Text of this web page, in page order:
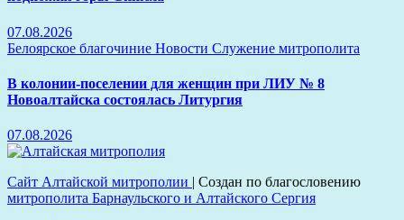
07.08.2026
Белоярское благочиние Новости Служение митрополита
В колонии-поселении для женщин при ЛИУ № 8
Новоалтайска состоялась Литургия
07.08.2026
Сайт Алтайской митрополии | Создан по благословению
митрополита Барнаульского и Алтайского Сергия